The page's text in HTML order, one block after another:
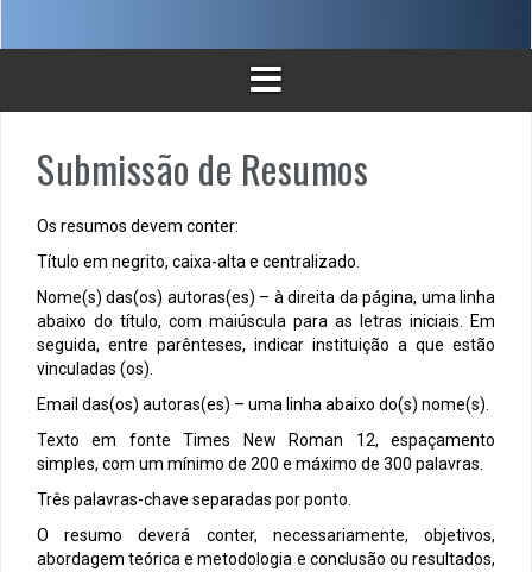
Submissão de Resumos
Os resumos devem conter:
Título em negrito, caixa-alta e centralizado.
Nome(s) das(os) autoras(es) – à direita da página, uma linha
abaixo do título, com maiúscula para as letras iniciais. Em
seguida, entre parênteses, indicar instituição a que estão
vinculadas (os).
Email das(os) autoras(es) – uma linha abaixo do(s) nome(s).
Texto em fonte Times New Roman 12, espaçamento
simples, com um mínimo de 200 e máximo de 300 palavras.
Três palavras-chave separadas por ponto.
O resumo deverá conter, necessariamente, objetivos,
abordagem teórica e metodologia e conclusão ou resultados,